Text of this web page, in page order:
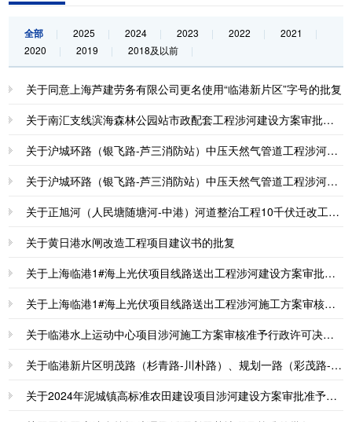
全部 | 2025 | 2024 | 2023 | 2022 | 2021
|
2020
| 2019 | 2018及以前 |
关于同意上海芦建劳务有限公司更名使用“临港新片区”字号的批复
关于南汇支线滨海森林公园站市政配套工程涉河建设方案审批准予行政许可决定书
关于沪城环路（银飞路-芦三消防站）中压天然气管道工程涉河施工方案审核准予行政许可决定书
关于沪城环路（银飞路-芦三消防站）中压天然气管道工程涉河建设方案审批准予行政许可决定书
关于正旭河（人民塘随塘河-中港）河道整治工程10千伏迁改工程涉河施工方案审核准予行政许可决定书
关于黄日港水闸改造工程项目建议书的批复
关于上海临港1#海上光伏项目线路送出工程涉河建设方案审批准予行政许可决定书
关于上海临港1#海上光伏项目线路送出工程涉河施工方案审核准予行政许可决定书
关于临港水上运动中心项目涉河施工方案审核准予行政许可决定书
关于临港新片区明茂路（杉青路-川朴路）、规划一路（彩茂路-丹荣路）道路新建工程（一期工程）涉河施工方案审核准予行政许可决定书
关于2024年泥城镇高标准农田建设项目涉河建设方案审批准予变更行政许可决定书